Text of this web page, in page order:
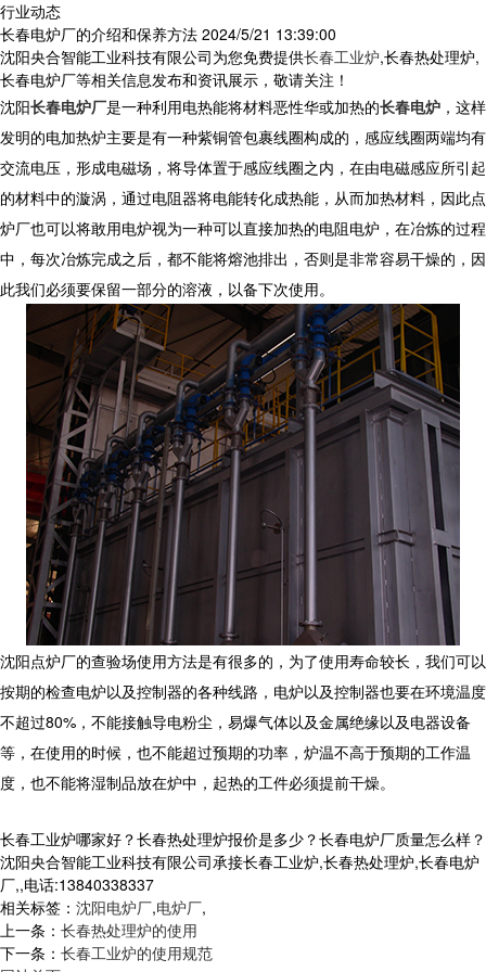
行业动态
长春电炉厂的介绍和保养方法 2024/5/21 13:39:00
沈阳央合智能工业科技有限公司为您免费提供长春工业炉,长春热处理炉,
长春电炉厂等相关信息发布和资讯展示，敬请关注！
沈阳长春电炉厂是一种利用电热能将材料恶性华或加热的长春电炉 ，这样
发明的电加热炉主要是有一种紫铜管包裹线圈构成的，感应线圈两端均有
交流电压，形成电磁场，将导体置于感应线圈之内，在由电磁感应所引起
的材料中的漩涡，通过电阻器将电能转化成热能，从而加热材料，因此点
炉厂也可以将敢用电炉视为一种可以直接加热的电阻电炉，在冶炼的过程
中，每次冶炼完成之后，都不能将熔池排出，否则是非常容易干燥的，因
此我们必须要保留一部分的溶液，以备下次使用。
沈阳点炉厂的查验场使用方法是有很多的，为了使用寿命较长，我们可以
按期的检查电炉以及控制器的各种线路，电炉以及控制器也要在环境温度
不超过80% ，不能接触导电粉尘，易爆气体以及金属绝缘以及电器设备
等，在使用的时候，也不能超过预期的功率，炉温不高于预期的工作温
度，也不能将湿制品放在炉中，起热的工件必须提前干燥。
长春工业炉哪家好？长春热处理炉报价是多少？长春电炉厂质量怎么样？
沈阳央合智能工业科技有限公司承接长春工业炉,长春热处理炉,长春电炉
厂,,电话:13840338337
相关标签： 沈阳电炉厂,电炉厂,
上一条： 长春热处理炉的使用
下一条： 长春工业炉的使用规范